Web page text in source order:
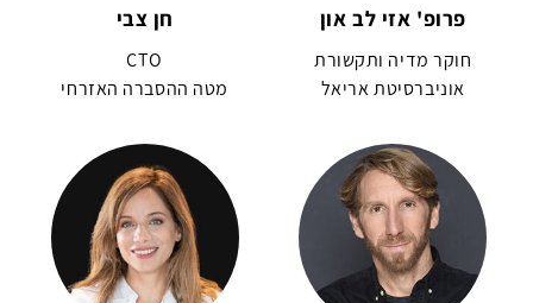
פרופ' אזי לב און
חוקר מדיה ותקשורת
אוניברסיטת אריאל
חן צבי
CTO
מטה ההסברה האזרחי